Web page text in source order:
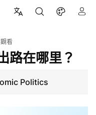
看
路在哪里？
Politics